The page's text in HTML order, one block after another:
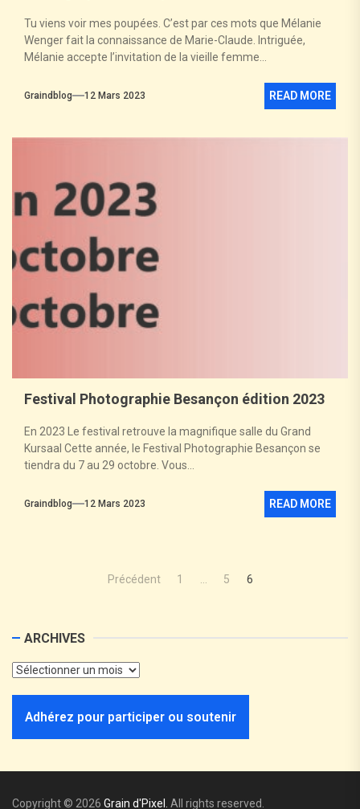
Tu viens voir mes poupées. C’est par ces mots que Mélanie
Wenger fait la connaissance de Marie-Claude. Intriguée,
Mélanie accepte l’invitation de la vieille femme...
Graindblog 12 Mars 2023 READ MORE
Festival Photographie Besançon édition 2023
En 2023 Le festival retrouve la magnifique salle du Grand
Kursaal Cette année, le Festival Photographie Besançon se
tiendra du 7 au 29 octobre. Vous...
Graindblog 12 Mars 2023 READ MORE
Précédent 1 … 5 6
ARCHIVES
Adhérez pour participer ou soutenir
Copyright © 2026 Grain d'Pixel. All rights reserved.